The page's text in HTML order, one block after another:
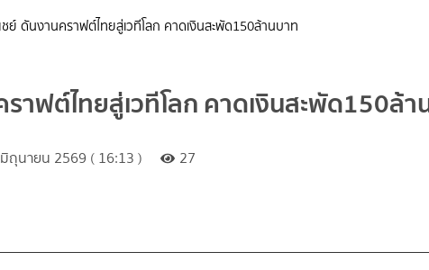
ดันงานคราฟต์ไทยสู่เวทีโลก คาดเงินสะพัด150ล้านบาท
ฟต์ไทยสู่เวทีโลก คาดเงินสะพัด150ล้า
ถุนายน 2569 ( 16:13 ) 27